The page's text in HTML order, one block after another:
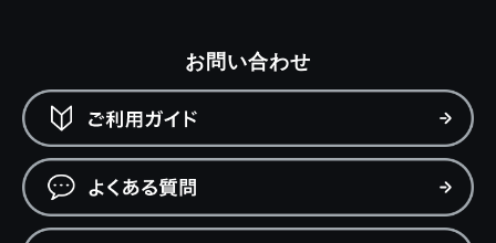
お問い合わせ